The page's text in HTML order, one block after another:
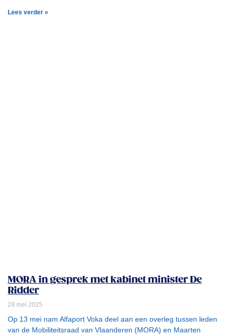
Lees verder »
MORA in gesprek met kabinet minister De
Ridder
28 mei 2025
Op 13 mei nam Alfaport Voka deel aan een overleg tussen leden
van de Mobiliteitsraad van Vlaanderen (MORA) en Maarten